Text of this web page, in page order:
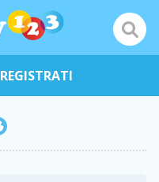
REGISTRATI